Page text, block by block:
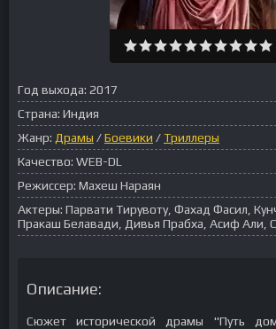
Год выхода: 2017
Страна: Индия
Жанр: Драмы /Боевики /Триллеры
Качество: WEB-DL
Режиссер: Махеш Нараян
Актеры: Парвати Тирувоту, Фахад Фасил,
Пракаш Белавади, Дивья Прабха, Асиф Али,
Описание:
Сюжет исторической драмы "Путь